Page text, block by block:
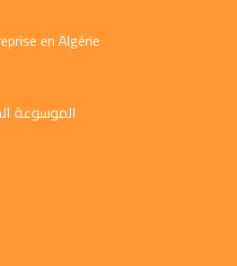
en Algérie
الموسوعة